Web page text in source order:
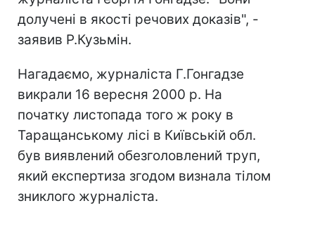
долучені в якості речових доказів", -
заявив Р.Кузьмін.
Нагадаємо, журналіста Г.Гонгадзе
викрали 16 вересня 2000 р. На
початку листопада того ж року в
Таращанському лісі в Київській обл.
був виявлений обезголовлений труп,
який експертиза згодом визнала тілом
зниклого журналіста.